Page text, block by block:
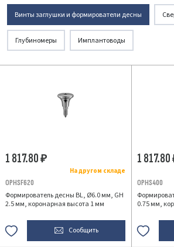
Винты заглушки и формирователи десны
Глубиномеры Имплантоводы
На другом складе
1 817.80₽
OPHSF620
Формирователь десны BL, Ø6.0 мм, GH
2.5 мм, коронарная высота 1 мм
Сообщить
1 817.80
OPHS400
0.75 мм,